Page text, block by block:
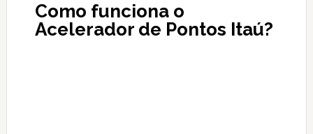
Como funciona o
Acelerador de Pontos Itaú?